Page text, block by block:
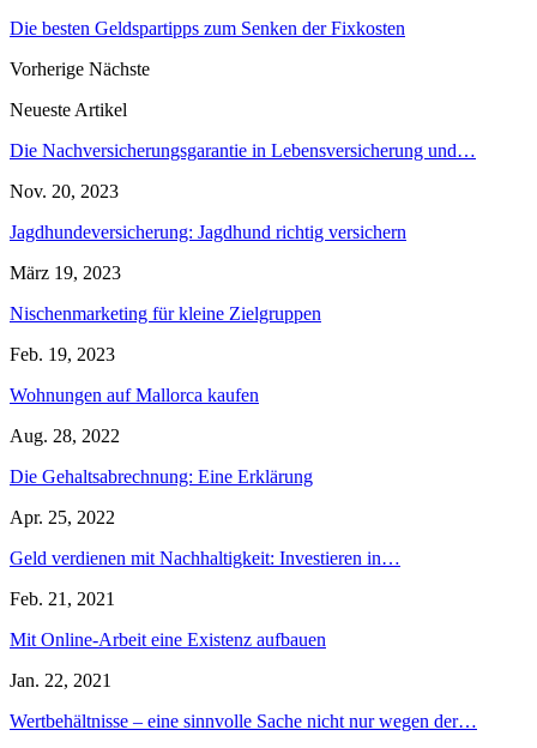
Die besten Geldspartipps zum Senken der Fixkosten
Vorherige Nächste
Neueste Artikel
Die Nachversicherungsgarantie in Lebensversicherung und…
Nov. 20, 2023
Jagdhundeversicherung: Jagdhund richtig versichern
März 19, 2023
Nischenmarketing für kleine Zielgruppen
Feb. 19, 2023
Wohnungen auf Mallorca kaufen
Aug. 28, 2022
Die Gehaltsabrechnung: Eine Erklärung
Apr. 25, 2022
Geld verdienen mit Nachhaltigkeit: Investieren in…
Feb. 21, 2021
Mit Online-Arbeit eine Existenz aufbauen
Jan. 22, 2021
Wertbehältnisse – eine sinnvolle Sache nicht nur wegen der…